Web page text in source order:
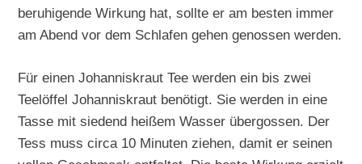
beruhigende Wirkung hat, sollte er am besten immer
am Abend vor dem Schlafen gehen genossen werden.
Für einen Johanniskraut Tee werden ein bis zwei
Teelöffel Johanniskraut benötigt. Sie werden in eine
Tasse mit siedend heißem Wasser übergossen. Der
Tess muss circa 10 Minuten ziehen, damit er seinen